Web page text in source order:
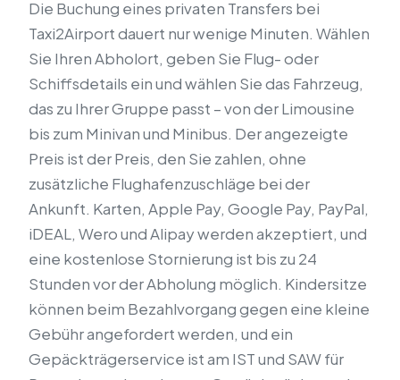
Die Buchung eines privaten Transfers bei
Taxi2Airport dauert nur wenige Minuten. Wählen
Sie Ihren Abholort, geben Sie Flug- oder
Schiffsdetails ein und wählen Sie das Fahrzeug,
das zu Ihrer Gruppe passt – von der Limousine
bis zum Minivan und Minibus. Der angezeigte
Preis ist der Preis, den Sie zahlen, ohne
zusätzliche Flughafenzuschläge bei der
Ankunft. Karten, Apple Pay, Google Pay, PayPal,
iDEAL, Wero und Alipay werden akzeptiert, und
eine kostenlose Stornierung ist bis zu 24
Stunden vor der Abholung möglich. Kindersitze
können beim Bezahlvorgang gegen eine kleine
Gebühr angefordert werden, und ein
Gepäckträgerservice ist am IST und SAW für